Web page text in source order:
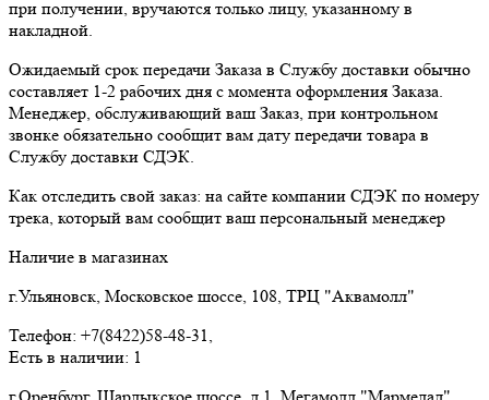
при получении, вручаются только лицу, указанному в
накладной.
Ожидаемый срок передачи Заказа в Службу доставки обычно
составляет 1-2 рабочих дня с момента оформления Заказа.
Менеджер, обслуживающий ваш Заказ, при контрольном
звонке обязательно сообщит вам дату передачи товара в
Службу доставки СДЭК.
Как отследить свой заказ: на сайте компании СДЭК по номеру
трека, который вам сообщит ваш персональный менеджер
Наличие в магазинах
г.Ульяновск, Московское шоссе, 108, ТРЦ "Аквамолл"
Телефон: +7(8422)58-48-31,
Есть в наличии: 1
г.Оренбург, Шарлыкское шоссе, д.1, Мегамолл "Мармелад"